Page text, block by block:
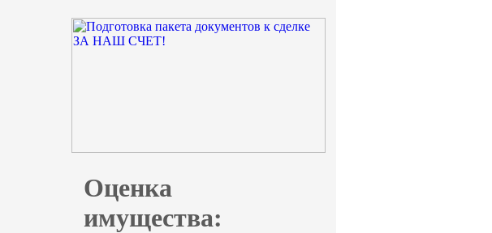
Оценка
имущества: